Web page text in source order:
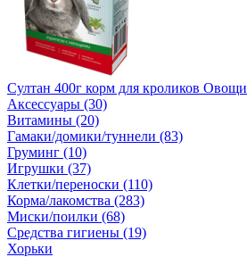
Султан 400г корм для кроликов Овощи
Аксессуары (30)
Витамины (20)
Гамаки/домики/туннели (83)
Груминг (10)
Игрушки (37)
Клетки/переноски (110)
Корма/лакомства (283)
Миски/поилки (68)
Средства гигиены (19)
Хорьки